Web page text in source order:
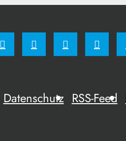
Datenschutz RSS-Feed